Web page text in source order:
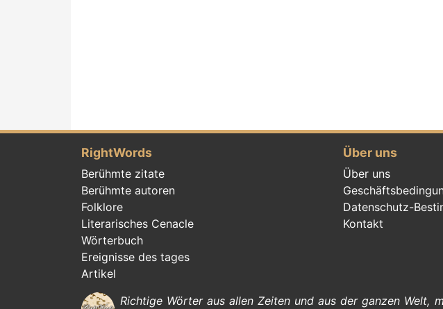
RightWords
Berühmte zitate
Berühmte autoren
Folklore
Literarisches Cenacle
Wörterbuch
Ereignisse des tages
Artikel
Über uns
Über uns
Datenschutz-
Kontakt
Richtige Wörter aus allen Zeiten und aus der ganzen Welt,